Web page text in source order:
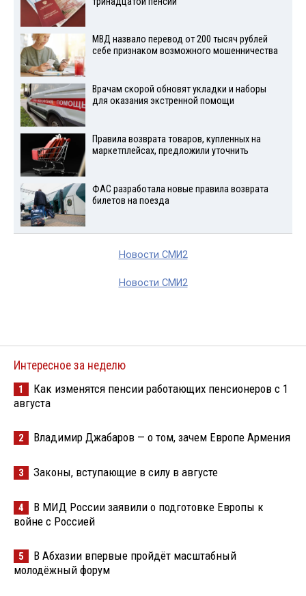
МВД назвало перевод от 200 тысяч рублей
себе признаком возможного мошенничества
Врачам скорой обновят укладки и наборы
для оказания экстренной помощи
Правила возврата товаров, купленных на
маркетплейсах, предложили уточнить
ФАС разработала новые правила возврата
билетов на поезда
Новости СМИ2
Новости СМИ2
Интересное за неделю
1
Как изменятся пенсии работающих пенсионеров с 1
августа
2 Владимир Джабаров — о том, зачем Европе Армения
3 Законы, вступающие в силу в августе
4
В МИД России заявили о подготовке Европы к
войне с Россией
5
В Абхазии впервые пройдёт масштабный
молодёжный форум